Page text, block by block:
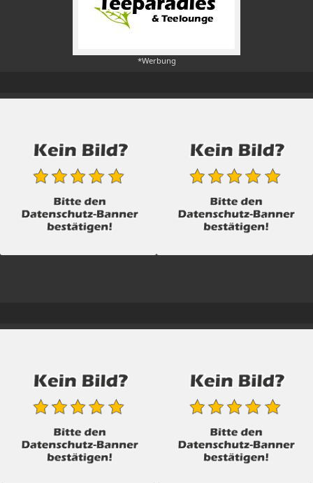
*Werbung